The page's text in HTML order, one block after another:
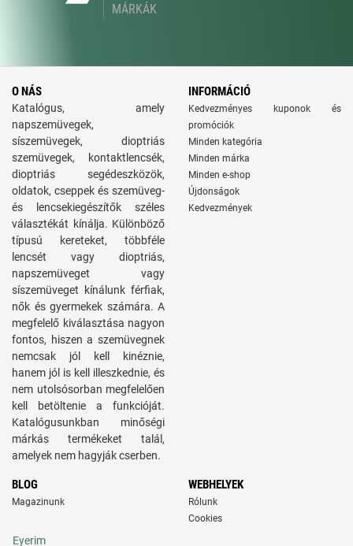
MÁRKÁK
O NÁS
Katalógus, amely
napszemüvegek,
síszemüvegek, dioptriás
szemüvegek, kontaktlencsék,
dioptriás segédeszközök,
oldatok, cseppek és szemüveg-
és lencsekiegészítők széles
választékát kínálja. Különböző
típusú kereteket, többféle
lencsét vagy dioptriás,
napszemüveget vagy
síszemüveget kínálunk férfiak,
nők és gyermekek számára. A
megfelelő kiválasztása nagyon
fontos, hiszen a szemüvegnek
nemcsak jól kell kinéznie,
hanem jól is kell illeszkednie, és
nem utolsósorban megfelelően
kell betöltenie a funkcióját.
Katalógusunkban minőségi
márkás termékeket talál,
amelyek nem hagyják cserben.
INFORMÁCIÓ
Kedvezményes kuponok és
promóciók
Minden kategória
Minden márka
Minden e-shop
Újdonságok
Kedvezmények
BLOG
Magazinunk
WEBHELYEK
Rólunk
Cookies
Eyerim